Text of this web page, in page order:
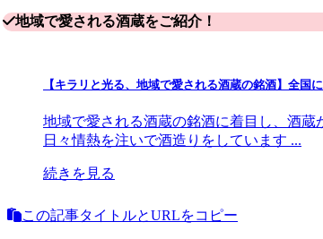
地域で愛される酒蔵をご紹介！
【キラリと光る、地域で愛される酒蔵の銘酒】全国
地域で愛される酒蔵の銘酒に着目し、酒
日々情熱を注いで酒造りをしています ...
続きを見る
この記事タイトルとURLをコピー